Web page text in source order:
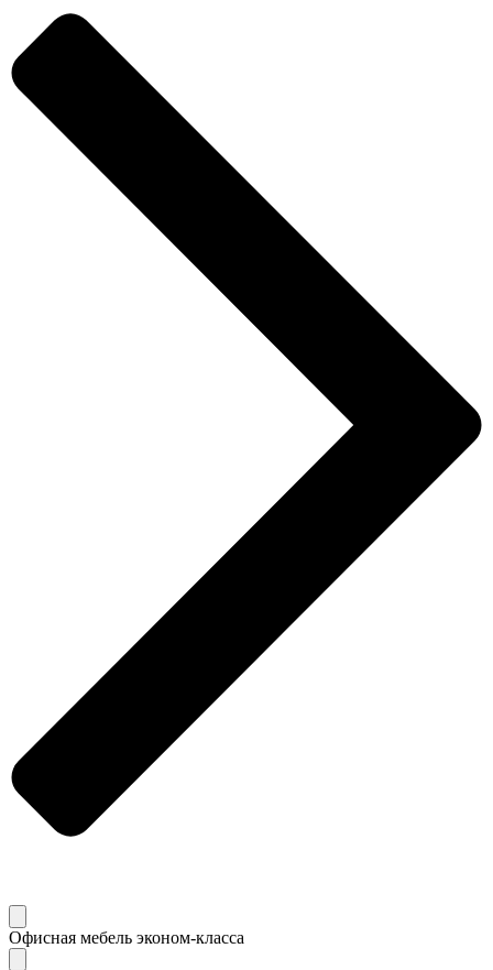
Офисная мебель эконом-класса